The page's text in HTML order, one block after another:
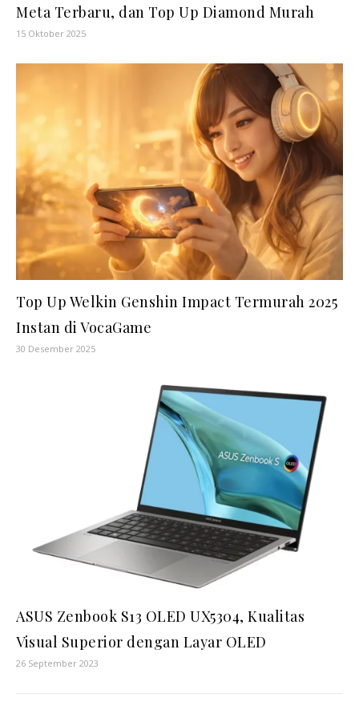
Meta Terbaru, dan Top Up Diamond Murah
15 Oktober 2025
Top Up Welkin Genshin Impact Termurah 2025
Instan di VocaGame
30 Desember 2025
ASUS Zenbook S13 OLED UX5304, Kualitas
Visual Superior dengan Layar OLED
26 September 2023